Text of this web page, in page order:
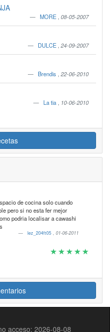
MORE 08-05-2007
DULCE 24-09-2007
Brendis 22-06-2010
La tia 10-06-2010
de cocina solo cuando
pero si no esta fer mejor
podria localisar a cawashi
lez_204ft05 , 01-06-2011
acceso: 2026-08-08